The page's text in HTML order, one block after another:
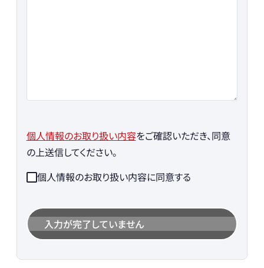
個人情報のお取り扱い内容をご確認いただき、同意
の上送信してください。
個人情報のお取り扱い内容に同意する